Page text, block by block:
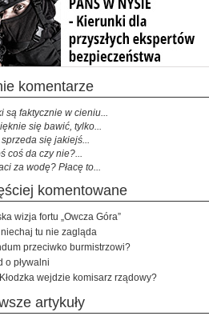
komentarze
są faktycznie w cieniu...
się bawić, tylko...
się jakiejś...
coś da czy nie?...
za wodę? Płacę to...
komentowane
wizja fortu „Owcza Góra”
tu nie zagląda
przeciwko burmistrzowi?
o pływalni
wejdzie komisarz rządowy?
artykuły